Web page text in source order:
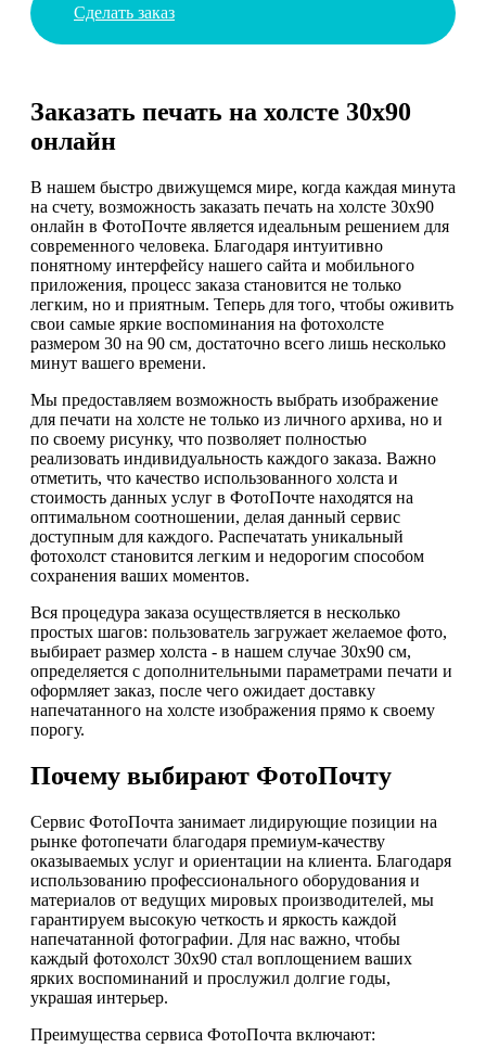
Сделать заказ
Заказать печать на холсте 30х90
онлайн
В нашем быстро движущемся мире, когда каждая минута
на счету, возможность заказать печать на холсте 30х90
онлайн в ФотоПочте является идеальным решением для
современного человека. Благодаря интуитивно
понятному интерфейсу нашего сайта и мобильного
приложения, процесс заказа становится не только
легким, но и приятным. Теперь для того, чтобы оживить
свои самые яркие воспоминания на фотохолсте
размером 30 на 90 см, достаточно всего лишь несколько
минут вашего времени.
Мы предоставляем возможность выбрать изображение
для печати на холсте не только из личного архива, но и
по своему рисунку, что позволяет полностью
реализовать индивидуальность каждого заказа. Важно
отметить, что качество использованного холста и
стоимость данных услуг в ФотоПочте находятся на
оптимальном соотношении, делая данный сервис
доступным для каждого. Распечатать уникальный
фотохолст становится легким и недорогим способом
сохранения ваших моментов.
Вся процедура заказа осуществляется в несколько
простых шагов: пользователь загружает желаемое фото,
выбирает размер холста - в нашем случае 30х90 см,
определяется с дополнительными параметрами печати и
оформляет заказ, после чего ожидает доставку
напечатанного на холсте изображения прямо к своему
порогу.
Почему выбирают ФотоПочту
Сервис ФотоПочта занимает лидирующие позиции на
рынке фотопечати благодаря премиум-качеству
оказываемых услуг и ориентации на клиента. Благодаря
использованию профессионального оборудования и
материалов от ведущих мировых производителей, мы
гарантируем высокую четкость и яркость каждой
напечатанной фотографии. Для нас важно, чтобы
каждый фотохолст 30х90 стал воплощением ваших
ярких воспоминаний и прослужил долгие годы,
украшая интерьер.
Преимущества сервиса ФотоПочта включают: